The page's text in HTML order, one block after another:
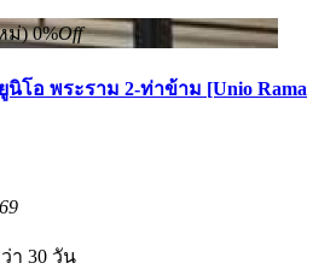
ม่) 0%Off
นิโอ พระราม 2-ท่าข้าม [Unio Rama
า 30 วัน